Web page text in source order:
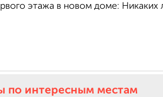
этажа в новом доме: Никаких
по интересным местам